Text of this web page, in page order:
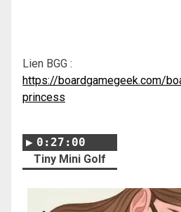
Lien BGG :
https://boardgamegeek.com/
princess
0:27:00
Tiny Mini Golf